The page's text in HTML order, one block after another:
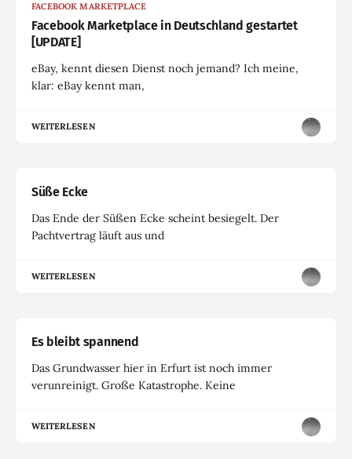
FACEBOOK MARKETPLACE
Facebook Marketplace in Deutschland gestartet
[UPDATE]
eBay, kennt diesen Dienst noch jemand? Ich meine,
klar: eBay kennt man,
WEITERLESEN
Süße Ecke
Das Ende der Süßen Ecke scheint besiegelt. Der
Pachtvertrag läuft aus und
WEITERLESEN
Es bleibt spannend
Das Grundwasser hier in Erfurt ist noch immer
verunreinigt. Große Katastrophe. Keine
WEITERLESEN